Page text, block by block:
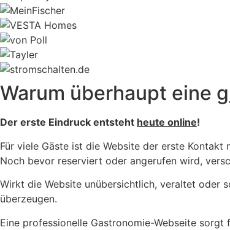
Warum überhaupt eine
Der erste Eindruck entsteht heute online!
Für viele Gäste ist die Website der erste Kontakt
Noch bevor reserviert oder angerufen wird,
Wirkt die Website unübersichtlich, veraltet oder
überzeugen.
Eine professionelle Gastronomie-Webseite sorgt